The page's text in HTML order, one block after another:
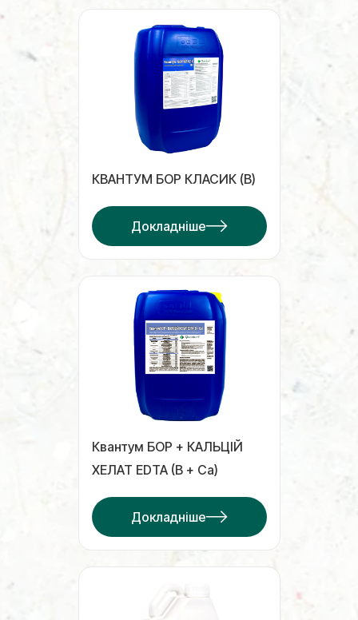
КВАНТУМ БОР КЛАСИК (B)
Докладніше
Квантум БОР + КАЛЬЦІЙ
ХЕЛАТ EDTA (В + Са)
Докладніше